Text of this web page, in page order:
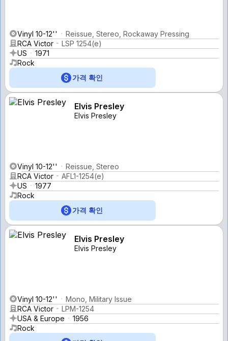
Vinyl 10-12''
Reissue, Stereo, Rockaway Pressing
RCA Victor
LSP 1254(e)
US
1971
Rock
가격 확인
Elvis Presley
Elvis Presley
Vinyl 10-12''
Reissue, Stereo
RCA Victor
AFL1-1254(e)
US
1977
Rock
가격 확인
Elvis Presley
Elvis Presley
Vinyl 10-12''
Mono, Military Issue
RCA Victor
LPM-1254
USA & Europe
1956
Rock